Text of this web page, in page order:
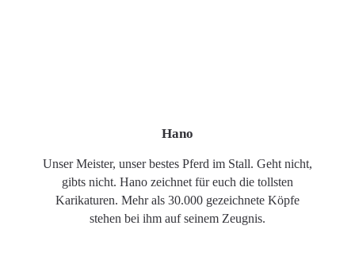
Hano
Unser Meister, unser bestes Pferd im Stall. Geht nicht,
gibts nicht. Hano zeichnet für euch die tollsten
Karikaturen. Mehr als 30.000 gezeichnete Köpfe
stehen bei ihm auf seinem Zeugnis.